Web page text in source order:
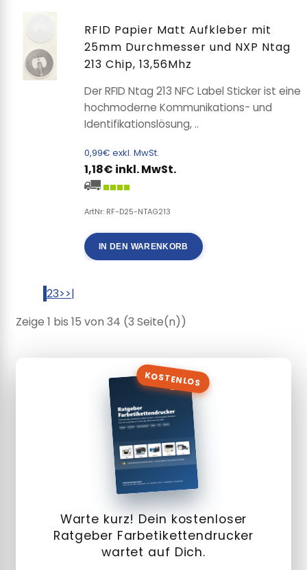
RFID Papier Matt Aufkleber mit
25mm Durchmesser und NXP Ntag
213 Chip, 13,56Mhz
Der RFID Ntag 213 NFC Label Sticker ist eine
hochmoderne Kommunikations- und
Identifikationslösung, ..
0,99€ exkl. MwSt.
1,18€ inkl. MwSt.
ArtNr: RF-D25-NTAG213
IN DEN WARENKORB
23>>|
Zeige 1 bis 15 von 34 (3 Seite(n))
KOSTENLOS
Warte kurz! Dein kostenloser
Ratgeber Farbetikettendrucker
wartet auf Dich.